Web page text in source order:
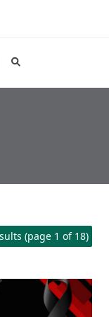
(page 1 of 18)